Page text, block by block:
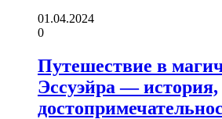
01.04.2024
0
Путешествие в
Эссуэйра — история,